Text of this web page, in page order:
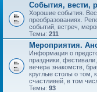
События, вести,
Хорошие события.
преобразованиях.
событий, встреч,
Темы: 211
Мероприятия.
Информация о
праздники,
вечера знакомств,
круглые столы о том,
счастливей, в том
Темы: 93